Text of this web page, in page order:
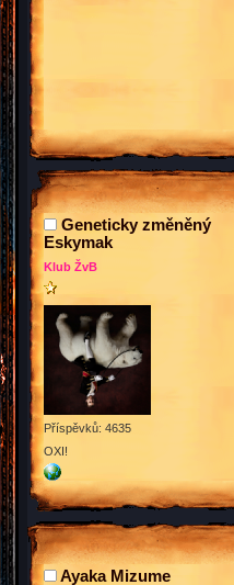
Geneticky změněný
Eskymak
Klub ŽvB
Příspěvků: 4635
OXI!
Ayaka Mizume